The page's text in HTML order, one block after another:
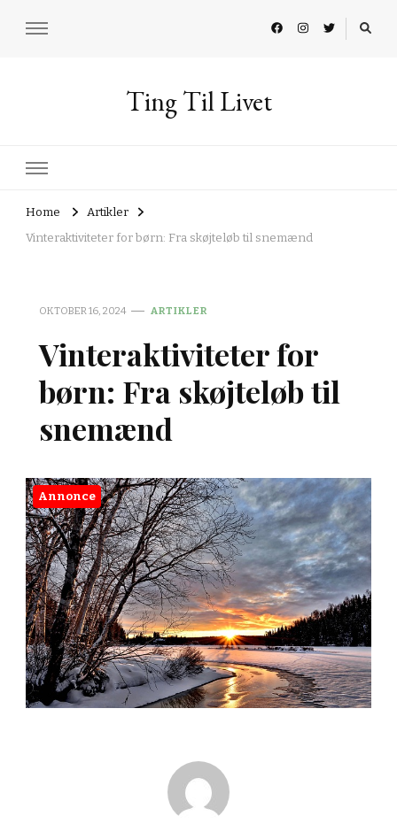
Ting Til Livet
Home
Artikler
Vinteraktiviteter for børn: Fra skøjteløb til snemænd
OKTOBER 16, 2024 ARTIKLER
Vinteraktiviteter for
børn: Fra skøjteløb til
snemænd
Annonce